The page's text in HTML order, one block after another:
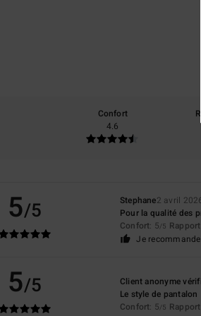
Confort
4.6
5/5 Stephane2 avril
Pour la qualité des
Confort: 5/5
Je
5/5 Client anonyme
Le style de pantalon
Confort: 5/5